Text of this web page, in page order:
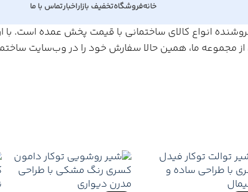
خانهفروشگاهتخفیف بازاراخبارتماس با ما
انواع کالای ساختمانی با قیمت پخش عمده است. با
ما، همین حالا سفارش خود را در وب‌سایت